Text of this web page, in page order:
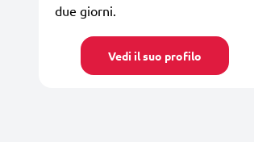
due giorni.
Vedi il suo profilo